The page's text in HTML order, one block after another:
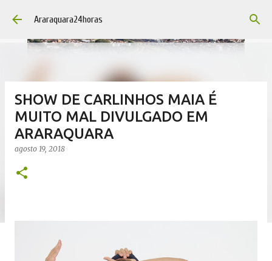
Pular para o conteúdo principal
Araraquara24horas
SHOW DE CARLINHOS MAIA É
MUITO MAL DIVULGADO EM
ARARAQUARA
agosto 19, 2018